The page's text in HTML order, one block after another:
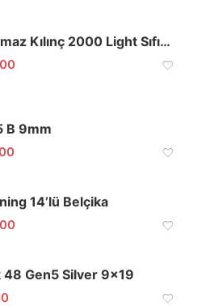
Sarsılmaz Kılınç 2000 Light Sıfır Ayarında
B 9mm
14’lü Belçika
48 Gen5 Silver 9×19